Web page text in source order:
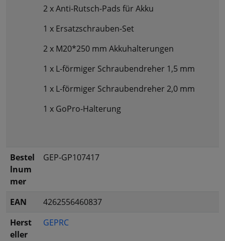
2 x Anti-Rutsch-Pads für Akku
1 x Ersatzschrauben-Set
2 x M20*250 mm Akkuhalterungen
1 x L-förmiger Schraubendreher 1,5 mm
1 x L-förmiger Schraubendreher 2,0 mm
1 x GoPro-Halterung
Bestel
lnum
mer
GEP-GP107417
EAN
4262556460837
Herst
eller
GEPRC